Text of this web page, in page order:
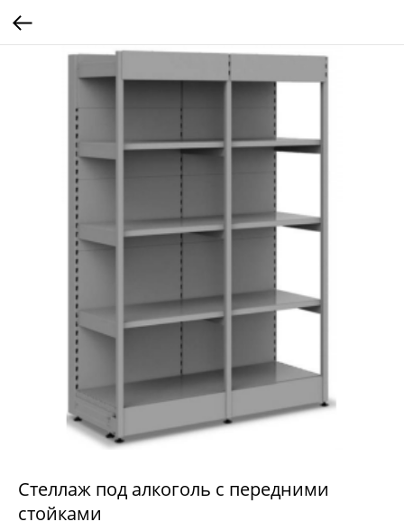
Стеллаж под алкоголь с передними
стойками